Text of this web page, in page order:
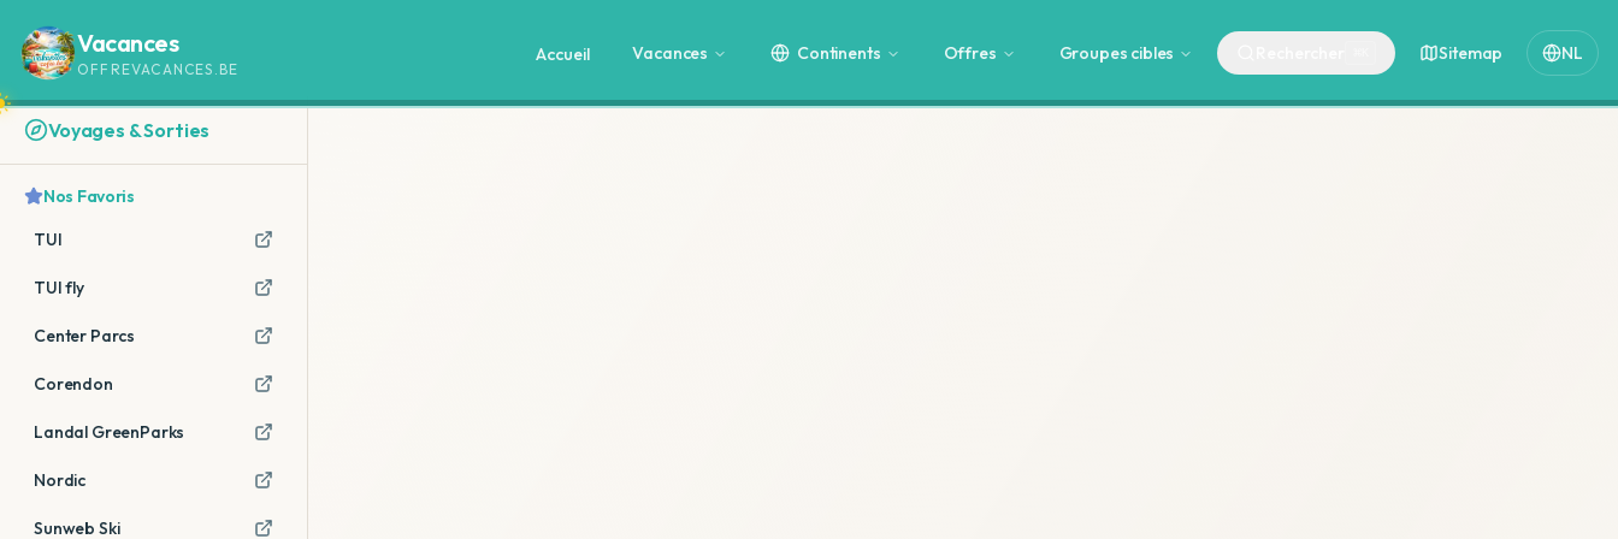
Vacances
OFFREVACANCES.BE
Accueil Vacances Continents Offres Groupes cibles Sitemap NL
Voyages & Sorties
Nos Favoris
TUI
TUI fly
Center Parcs
Corendon
Landal GreenParks
Nordic
Sunweb Ski